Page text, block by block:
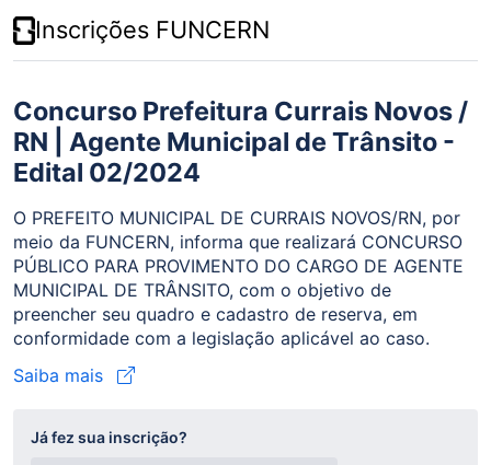
Inscrições FUNCERN
Concurso Prefeitura Currais Novos /
RN | Agente Municipal de Trânsito -
Edital 02/2024
O PREFEITO MUNICIPAL DE CURRAIS NOVOS/RN, por
meio da FUNCERN, informa que realizará CONCURSO
PÚBLICO PARA PROVIMENTO DO CARGO DE AGENTE
MUNICIPAL DE TRÂNSITO, com o objetivo de
preencher seu quadro e cadastro de reserva, em
conformidade com a legislação aplicável ao caso.
Saiba mais
Já fez sua inscrição?